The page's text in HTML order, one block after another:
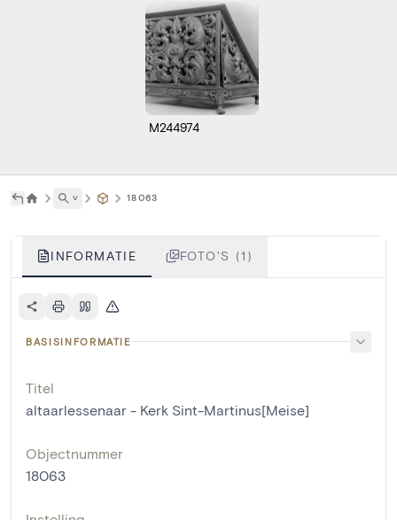
M244974
˅ 18063
INFORMATIE FOTO'S (1)
BASISINFORMATIE
Titel
altaarlessenaar - Kerk Sint-Martinus[Meise]
Objectnummer
18063